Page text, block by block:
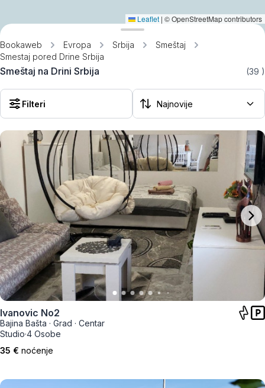
Bookaweb Evropa Srbija
Smeštaj
Smestaj pored Drine Srbija
Smeštaj na Drini Srbija (39 )
Filteri
Ivanovic No2
Bajina Bašta · Grad · Centar
Studio·4 Osobe
35 € noćenje
Leaflet | © OpenStreetMap contributors